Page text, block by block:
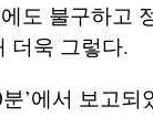
도 불구하고
더욱 그렇다.
’에서 보고